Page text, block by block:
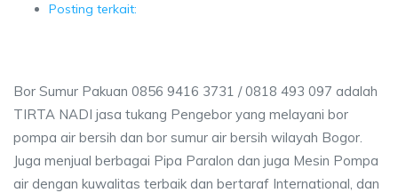
Posting terkait:
Bor Sumur Pakuan 0856 9416 3731 / 0818 493 097 adalah
TIRTA NADI jasa tukang Pengebor yang melayani bor
pompa air bersih dan bor sumur air bersih wilayah Bogor.
Juga menjual berbagai Pipa Paralon dan juga Mesin Pompa
air dengan kuwalitas terbaik dan bertaraf International, dan